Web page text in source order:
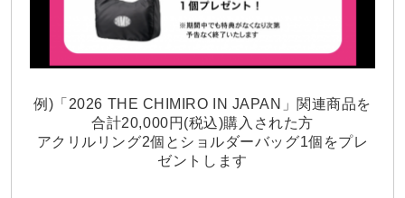
例)「2026 THE CHIMIRO IN JAPAN」関連商品を
合計20,000円(税込)購入された方
アクリルリング2個とショルダーバッグ1個をプレ
ゼントします